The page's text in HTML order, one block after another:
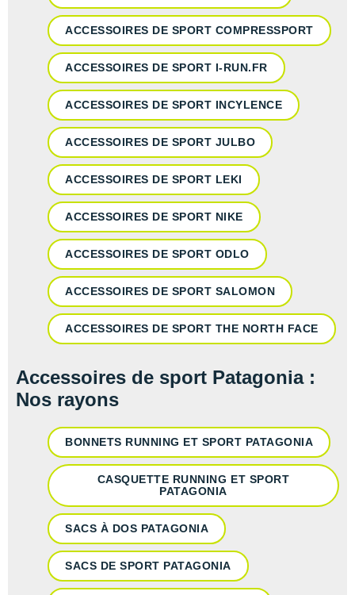
ACCESSOIRES DE SPORT COMPRESSPORT
ACCESSOIRES DE SPORT I-RUN.FR
ACCESSOIRES DE SPORT INCYLENCE
ACCESSOIRES DE SPORT JULBO
ACCESSOIRES DE SPORT LEKI
ACCESSOIRES DE SPORT NIKE
ACCESSOIRES DE SPORT ODLO
ACCESSOIRES DE SPORT SALOMON
ACCESSOIRES DE SPORT THE NORTH FACE
Accessoires de sport Patagonia :
Nos rayons
BONNETS RUNNING ET SPORT PATAGONIA
CASQUETTE RUNNING ET SPORT
PATAGONIA
SACS À DOS PATAGONIA
SACS DE SPORT PATAGONIA